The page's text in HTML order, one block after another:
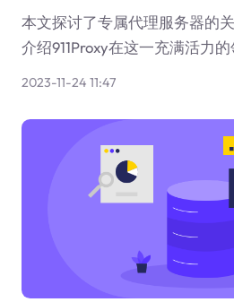
本文探讨了专属代理服务器的
介绍911Proxy在这一充满活力的
2023-11-24 11:47